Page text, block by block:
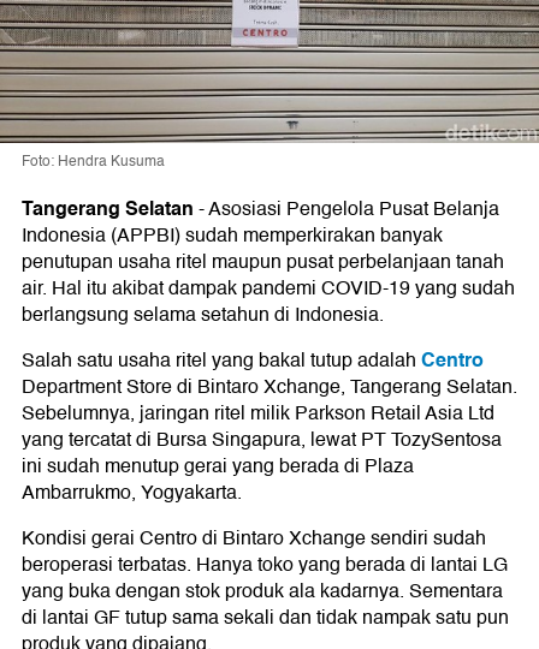
Foto: Hendra Kusuma
Tangerang Selatan-Asosiasi Pengelola Pusat Belanja
Indonesia (APPBI) sudah memperkirakan banyak
penutupan usaha ritel maupun pusat perbelanjaan tanah
air. Hal itu akibat dampak pandemi COVID-19 yang sudah
berlangsung selama setahun di Indonesia.
Salah satu usaha ritel yang bakal tutup adalahCentro
Department Store di Bintaro Xchange, Tangerang Selatan.
Sebelumnya, jaringan ritel milik Parkson Retail Asia Ltd
yang tercatat di Bursa Singapura, lewat PT TozySentosa
ini sudah menutup gerai yang berada di Plaza
Ambarrukmo, Yogyakarta.
Kondisi gerai Centro di Bintaro Xchange sendiri sudah
beroperasi terbatas. Hanya toko yang berada di lantai LG
yang buka dengan stok produk ala kadarnya. Sementara
di lantai GF tutup sama sekali dan tidak nampak satu pun